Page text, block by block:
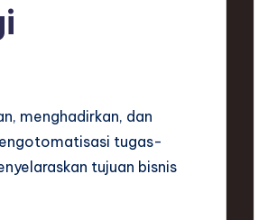
menghadirkan, dan
tugas-
tujuan bisnis